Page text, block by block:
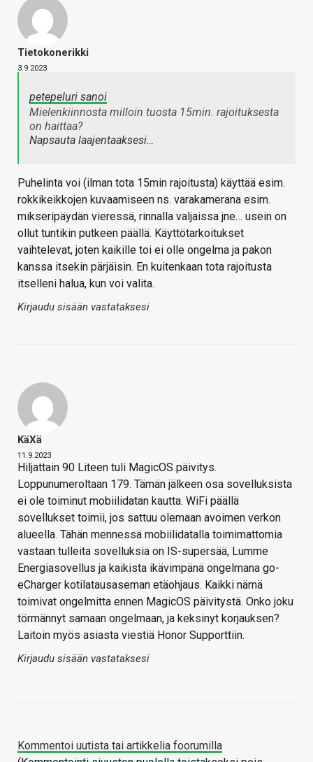
Tietokonerikki
3.9.2023
petepeluri sanoi
Mielenkiinnosta milloin tuosta 15min. rajoituksesta
on haittaa?
Napsauta laajentaaksesi…
Puhelinta voi (ilman tota 15min rajoitusta) käyttää esim.
rokkikeikkojen kuvaamiseen ns. varakamerana esim.
mikseripäydän vieressä, rinnalla valjaissa jne… usein on
ollut tuntikin putkeen päällä. Käyttötarkoitukset
vaihtelevat, joten kaikille toi ei olle ongelma ja pakon
kanssa itsekin pärjäisin. En kuitenkaan tota rajoitusta
itselleni halua, kun voi valita.
Kirjaudu sisään vastataksesi
KäXä
11.9.2023
Hiljattain 90 Liteen tuli MagicOS päivitys.
Loppunumeroltaan 179. Tämän jälkeen osa sovelluksista
ei ole toiminut mobiilidatan kautta. WiFi päällä
sovellukset toimii, jos sattuu olemaan avoimen verkon
alueella. Tähän mennessä mobiilidatalla toimimattomia
vastaan tulleita sovelluksia on IS-supersää, Lumme
Energiasovellus ja kaikista ikävimpänä ongelmana go-
eCharger kotilatausaseman etäohjaus. Kaikki nämä
toimivat ongelmitta ennen MagicOS päivitystä. Onko joku
törmännyt samaan ongelmaan, ja keksinyt korjauksen?
Laitoin myös asiasta viestiä Honor Supporttiin.
Kirjaudu sisään vastataksesi
Kommentoi uutista tai artikkelia foorumilla